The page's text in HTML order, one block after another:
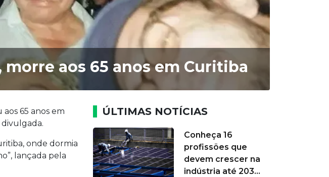
aos 65 anos em Curitiba
65 anos em
divulgada.
onde dormia
lançada pela
ÚLTIMAS NOTÍCIAS
Conheça 16
profissões que
devem crescer na
indústria até 203...